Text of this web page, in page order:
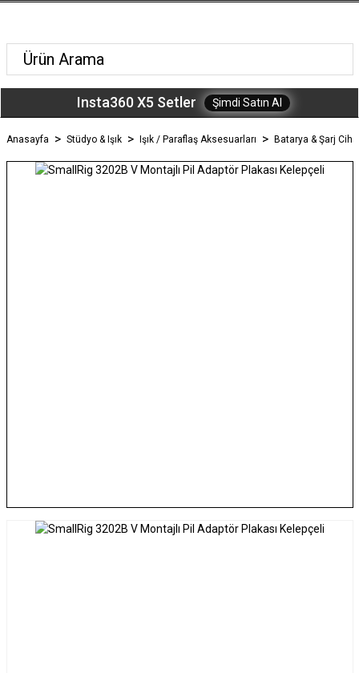
Insta360 X5 Setler Şimdi Satın Al
Anasayfa Stüdyo & Işık Işık / Paraflaş Aksesuarları Batarya & Şarj